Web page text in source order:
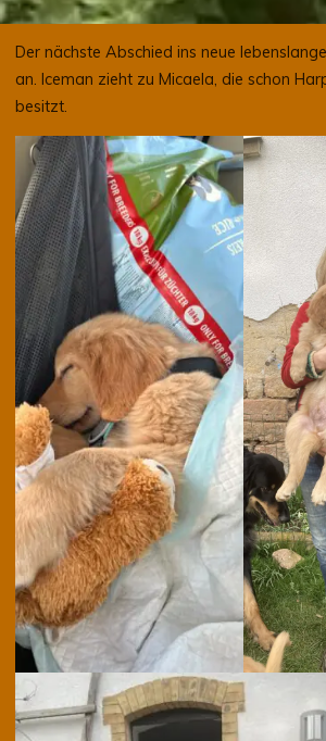
Der nächste Abschied ins neue
an. Iceman zieht zu Micaela, die schon
besitzt.